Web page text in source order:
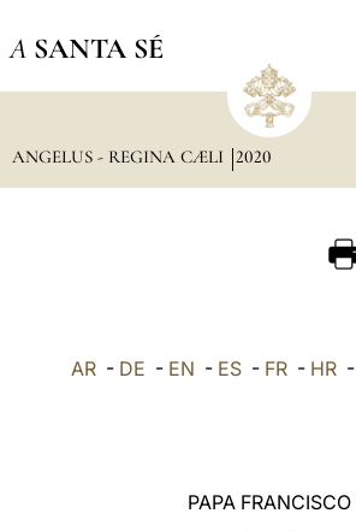
A SANTA SÉ
ANGELUS - REGINA CÆLI 2020
AR- DE - EN - ES- FR- HR-
PAPA FRANCISCO